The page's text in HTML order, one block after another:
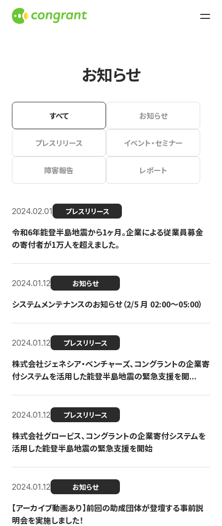
お知らせ
すべて お知らせ
プレスリリース イベント・セミナー
障害報告 レポート
2024.02.01 プレスリリース
令和6年能登半島地震から1ヶ月。企業による従業員募金
の寄付者が1万人を超えました。
2024.01.12 お知らせ
システムメンテナンスのお知らせ（2/5 月 02:00〜05:00）
2024.01.12 プレスリリース
株式会社ジェネシア・ベンチャーズ、コングラントの企業寄
付システムを活用した能登半島地震の緊急支援を開...
2024.01.12 プレスリリース
株式会社グロービス、コングラントの企業寄付システムを
活用した能登半島地震の緊急支援を開始
2024.01.12 お知らせ
【アーカイブ動画あり】前回の助成団体が登壇する事前説
明会を実施しました！